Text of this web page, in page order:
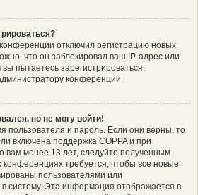
отключил регистрацию новых
что он заблокировал ваш IP-адрес или
пытаетесь зарегистрироваться.
конференции.
но не могу войти!
пользователя и пароль. Если они верны, то
включена поддержка COPPA и при
вам менее 13 лет, следуйте полученным
требуется, чтобы все новые
пользователями или
систему. Эта информация отображается в